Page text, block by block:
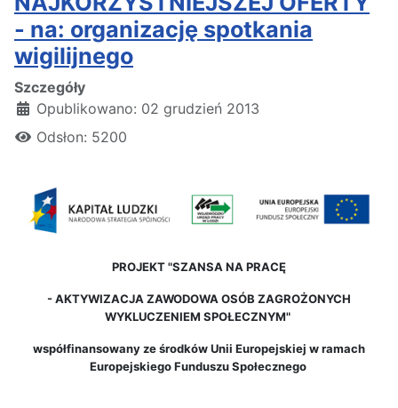
- na: organizację spotkania
wigilijnego
Szczegóły
Opublikowano: 02 grudzień 2013
Odsłon: 5200
PROJEKT "SZANSA NA PRACĘ
-AKTYWIZACJA ZAWODOWA OSÓB ZAGROŻONYCH
WYKLUCZENIEM SPOŁECZNYM"
współfinansowany ze środków Unii Europejskiej w ramach
Europejskiego Funduszu Społecznego